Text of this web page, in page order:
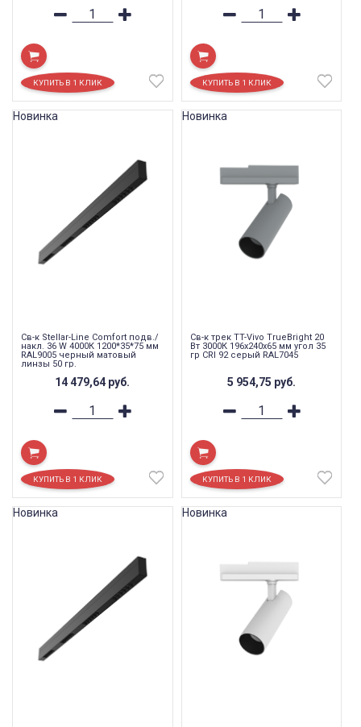
Св-к Stellar-Line Сomfort подв./
накл. 36 W 4000К 1200*35*75 мм
RAL9005 черный матовый
линзы 50 гр.
14 479,64 руб.
Новинка
Св-к трек TT-Vivo TrueBright 20
Вт 3000К 196х240х65 мм угол 35
гр CRI 92 серый RAL7045
5 954,75 руб.
Новинка
Новинка Новинка